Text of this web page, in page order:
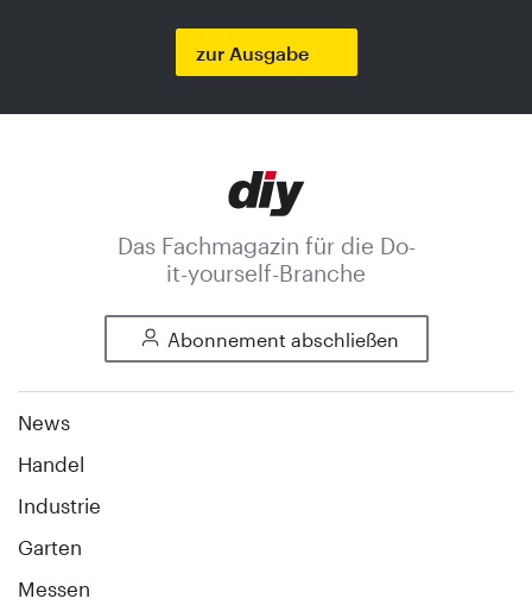
zur Ausgabe
Das Fachmagazin für die Do-
it-yourself-Branche
Abonnement abschließen
News
Handel
Industrie
Garten
Messen